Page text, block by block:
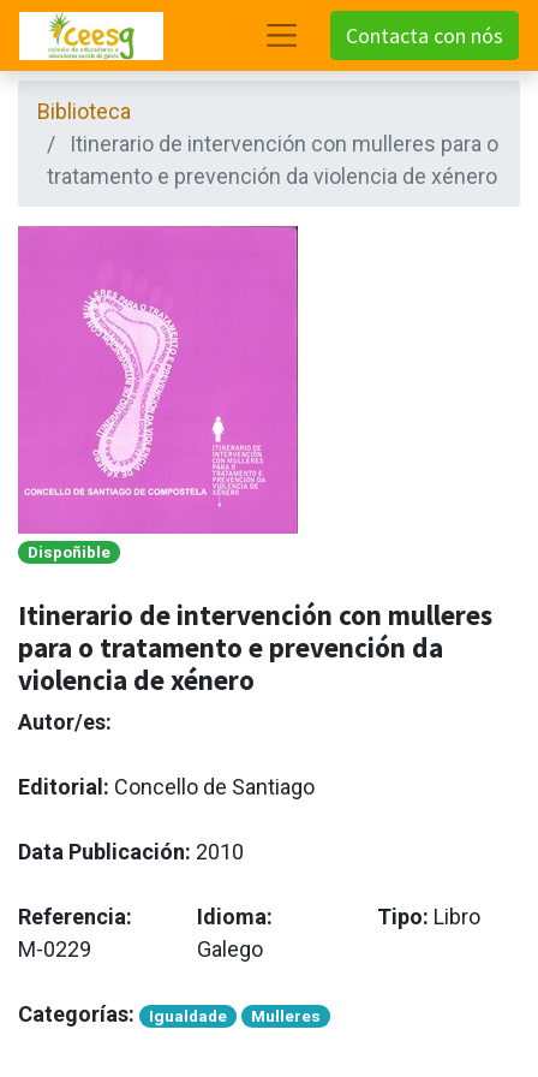
Contacta con nós
Biblioteca
Itinerario de intervención con mulleres para o
tratamento e prevención da violencia de xénero
Dispoñible
Itinerario de intervención con mulleres
para o tratamento e prevención da
violencia de xénero
Autor/es:
Editorial: Concello de Santiago
Data Publicación: 2010
Referencia:
M-0229
Idioma:
Galego
Tipo: Libro
Categorías: Igualdade Mulleres